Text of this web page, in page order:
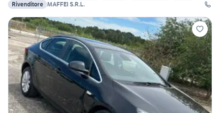
Rivenditore MAFFEI S.R.L.